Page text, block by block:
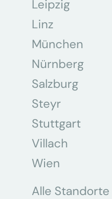
Leipzig
Linz
München
Nürnberg
Salzburg
Steyr
Stuttgart
Villach
Wien
Alle Standorte